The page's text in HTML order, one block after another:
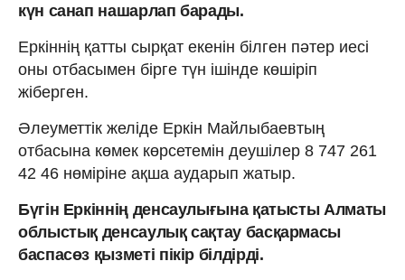
күн санап нашарлап барады.
Еркіннің қатты сырқат екенін білген пәтер иесі
оны отбасымен бірге түн ішінде көшіріп
жіберген.
Әлеуметтік желіде Еркін Майлыбаевтың
отбасына көмек көрсетемін деушілер 8 747 261
42 46 нөміріне ақша аударып жатыр.
Бүгін Еркіннің денсаулығына қатысты Алматы
облыстық денсаулық сақтау басқармасы
баспасөз қызметі пікір білдірді.